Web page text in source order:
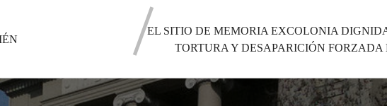
EL SITIO DE MEMORIA EXCOLONIA
TORTURA Y DESAPARICIÓN